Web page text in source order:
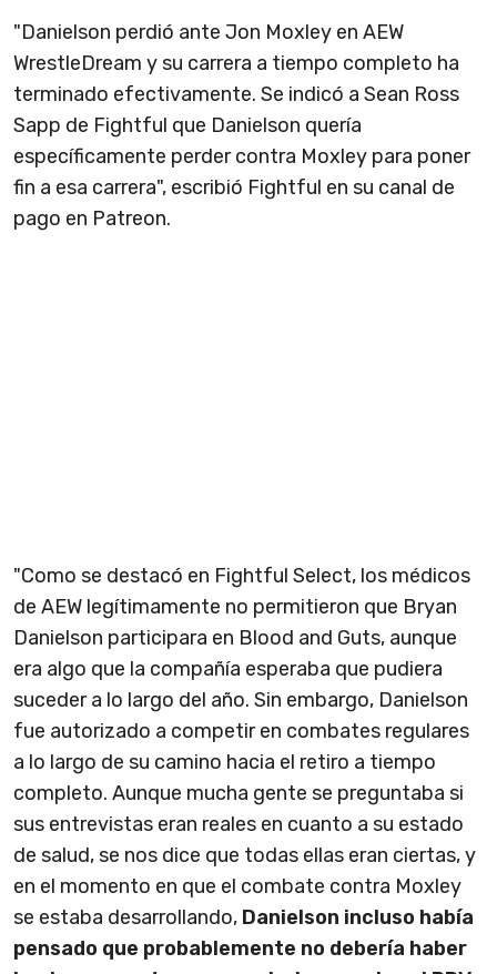
"Danielson perdió ante Jon Moxley en AEW
WrestleDream y su carrera a tiempo completo ha
terminado efectivamente. Se indicó a Sean Ross
Sapp de Fightful que Danielson quería
específicamente perder contra Moxley para poner
fin a esa carrera", escribió Fightful en su canal de
pago en Patreon.
"Como se destacó en Fightful Select, los médicos
de AEW legítimamente no permitieron que Bryan
Danielson participara en Blood and Guts, aunque
era algo que la compañía esperaba que pudiera
suceder a lo largo del año. Sin embargo, Danielson
fue autorizado a competir en combates regulares
a lo largo de su camino hacia el retiro a tiempo
completo. Aunque mucha gente se preguntaba si
sus entrevistas eran reales en cuanto a su estado
de salud, se nos dice que todas ellas eran ciertas, y
en el momento en que el combate contra Moxley
se estaba desarrollando, Danielson incluso había
pensado que probablemente no debería haber